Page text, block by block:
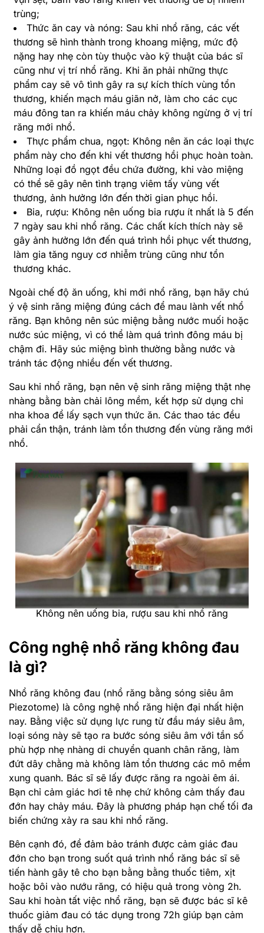
trùng;
Thức ăn cay và nóng: Sau khi nhổ răng, các vết
thương sẽ hình thành trong khoang miệng, mức độ
nặng hay nhẹ còn tùy thuộc vào kỹ thuật của bác sĩ
cũng như vị trí nhổ răng. Khi ăn phải những thực
phẩm cay sẽ vô tình gây ra sự kích thích vùng tổn
thương, khiến mạch máu giãn nở, làm cho các cục
máu đông tan ra khiến máu chảy không ngừng ở vị trí
răng mới nhổ.
Thực phẩm chua, ngọt: Không nên ăn các loại thực
phẩm này cho đến khi vết thương hồi phục hoàn toàn.
Những loại đồ ngọt đều chứa đường, khi vào miệng
có thể sẽ gây nên tình trạng viêm tấy vùng vết
thương, ảnh hưởng lớn đến thời gian phục hồi.
Bia, rượu: Không nên uống bia rượu ít nhất là 5 đến
7 ngày sau khi nhổ răng. Các chất kích thích này sẽ
gây ảnh hưởng lớn đến quá trình hồi phục vết thương,
làm gia tăng nguy cơ nhiễm trùng cũng như tổn
thương khác.
Ngoài chế độ ăn uống, khi mới nhổ răng, bạn hãy chú
ý vệ sinh răng miệng đúng cách để mau lành vết nhổ
răng. Bạn không nên súc miệng bằng nước muối hoặc
nước súc miệng, vì có thể làm quá trình đông máu bị
chậm đi. Hãy súc miệng bình thường bằng nước và
tránh tác động nhiều đến vết thương.
Sau khi nhổ răng, bạn nên vệ sinh răng miệng thật nhẹ
nhàng bằng bàn chải lông mềm, kết hợp sử dụng chỉ
nha khoa để lấy sạch vụn thức ăn. Các thao tác đều
phải cẩn thận, tránh làm tổn thương đến vùng răng mới
nhổ.
Không nên uống bia, rượu sau khi nhổ răng
Công nghệ nhổ răng không đau
là gì?
Nhổ răng không đau (nhổ răng bằng sóng siêu âm
Piezotome) là công nghệ nhổ răng hiện đại nhất hiện
nay. Bằng việc sử dụng lực rung từ đầu máy siêu âm,
loại sóng này sẽ tạo ra bước sóng siêu âm với tần số
phù hợp nhẹ nhàng di chuyển quanh chân răng, làm
đứt dây chằng mà không làm tổn thương các mô mềm
xung quanh. Bác sĩ sẽ lấy được răng ra ngoài êm ái.
Bạn chỉ cảm giác hơi tê nhẹ chứ không cảm thấy đau
đớn hay chảy máu. Đây là phương pháp hạn chế tối đa
biến chứng xảy ra sau khi nhổ răng.
Bên cạnh đó, để đảm bảo tránh được cảm giác đau
đớn cho bạn trong suốt quá trình nhổ răng bác sĩ sẽ
tiến hành gây tê cho bạn bằng bằng thuốc tiêm, xịt
hoặc bôi vào nướu răng, có hiệu quả trong vòng 2h.
Sau khi hoàn tất việc nhổ răng, bạn sẽ được bác sĩ kê
thuốc giảm đau có tác dụng trong 72h giúp bạn cảm
thấy dễ chịu hơn.